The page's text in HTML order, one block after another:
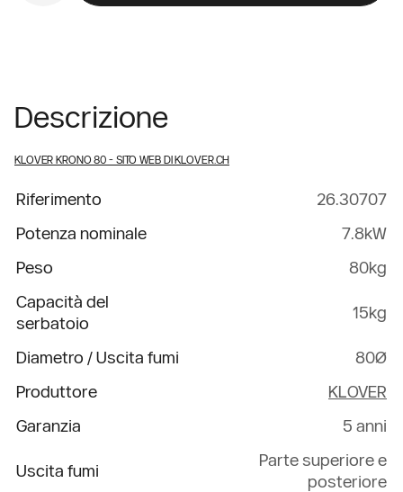
Descrizione
KLOVER KRONO 80 - SITO WEB DI KLOVER.CH
Riferimento
26.30707
Potenza nominale
7.8kW
Peso
80kg
Capacità del
serbatoio
15kg
Diametro / Uscita fumi
80Ø
Produttore
KLOVER
Garanzia
5 anni
Uscita fumi
Parte superiore e
posteriore